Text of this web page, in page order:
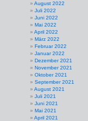
August 2022
Juli 2022
Juni 2022
Mai 2022
April 2022
März 2022
Februar 2022
Januar 2022
Dezember 2021
November 2021
Oktober 2021
September 2021
August 2021
Juli 2021
Juni 2021
Mai 2021
April 2021